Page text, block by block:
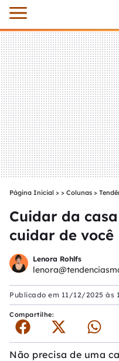
Página Inicial > Colunas >
Cuidar da
cuidar de você
Lenora Rohlfs
Publicado em 11/12/2025 às
Compartilhe:
Não precisa de uma